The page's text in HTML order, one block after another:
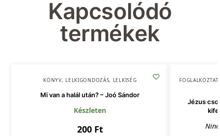
Kapcsolódó
termékek
KÖNYV, LELKIGONDOZÁS, LELKISÉG
Mi van a halál után? – Joó Sándor
Készleten
200 Ft
Jézus